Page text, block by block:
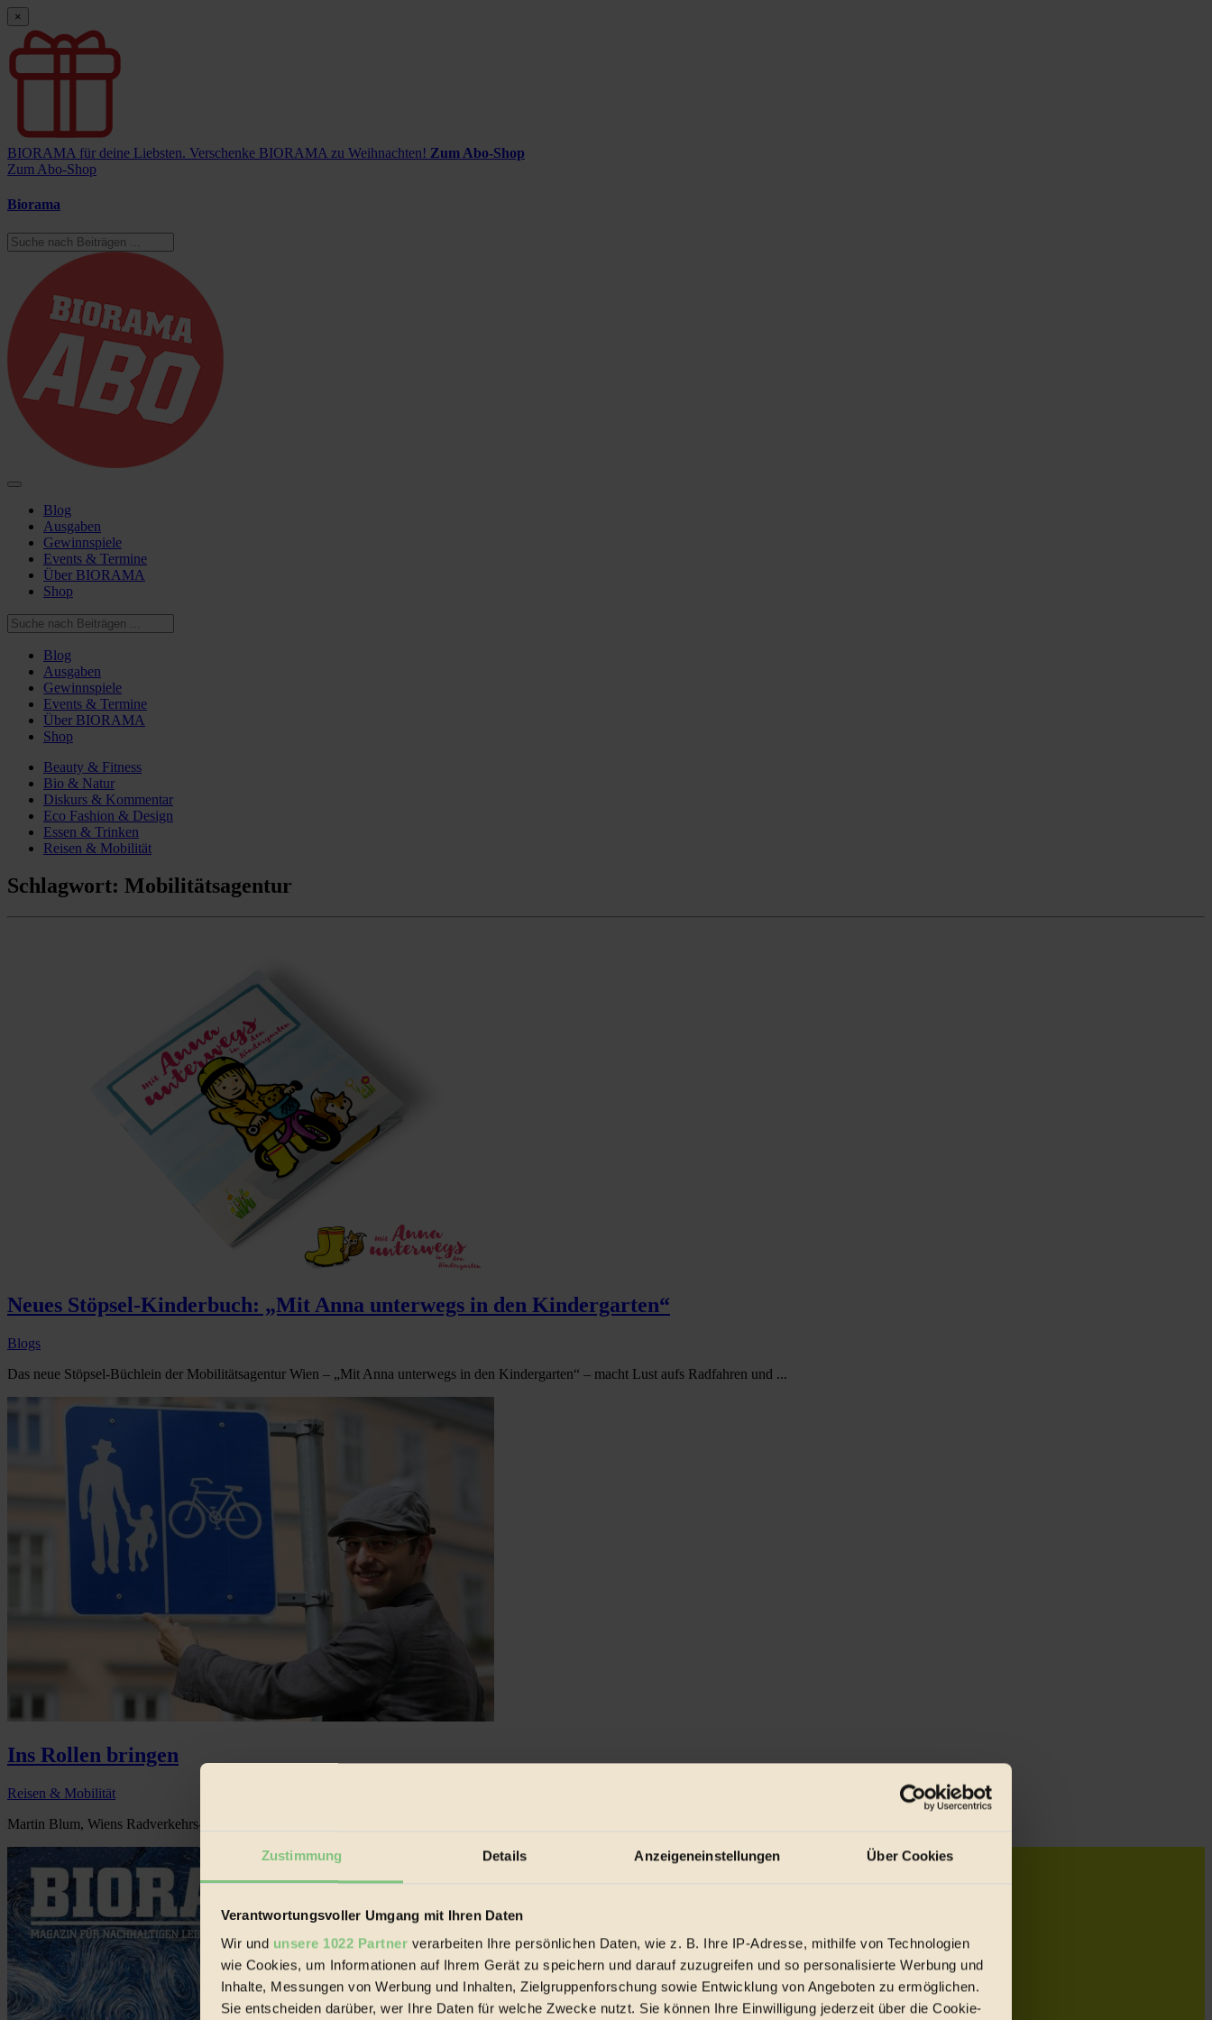
Zustimmung Details Anzeigeneinstellungen Über Cookies
Verantwortungsvoller Umgang mit Ihren Daten
Wir und unsere 1022 Partner verarbeiten Ihre persönlichen Daten, wie z. B. Ihre IP-Adresse, mithilfe von Technologien
wie Cookies, um Informationen auf Ihrem Gerät zu speichern und darauf zuzugreifen und so personalisierte Werbung und
Inhalte, Messungen von Werbung und Inhalten, Zielgruppenforschung sowie Entwicklung von Angeboten zu ermöglichen.
Sie entscheiden darüber, wer Ihre Daten für welche Zwecke nutzt. Sie können Ihre Einwilligung jederzeit über die Cookie-
×
BIORAMA für deine Liebsten. Verschenke BIORAMA zu Weihnachten! Zum Abo-Shop
Zum Abo-Shop
Biorama
Blog
Ausgaben
Gewinnspiele
Events & Termine
Über BIORAMA
Shop
Blog
Ausgaben
Gewinnspiele
Events & Termine
Über BIORAMA
Shop
Beauty & Fitness
Bio & Natur
Diskurs & Kommentar
Eco Fashion & Design
Essen & Trinken
Reisen & Mobilität
Schlagwort: Mobilitätsagentur
Neues Stöpsel-Kinderbuch: „Mit Anna unterwegs in den Kindergarten“
Blogs
Das neue Stöpsel-Büchlein der Mobilitätsagentur Wien – „Mit Anna unterwegs in den Kindergarten“ – macht Lust aufs Radfahren und ...
Ins Rollen bringen
Reisen & Mobilität
Martin Blum, Wiens Radverkehrs-Beauftragter, im Gespräch mit BIORAMA...